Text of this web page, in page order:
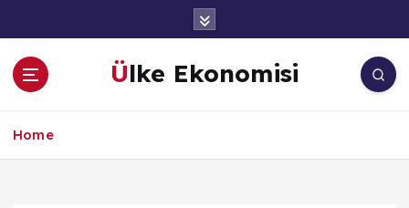
a
Ülke Ekonomisi
Home